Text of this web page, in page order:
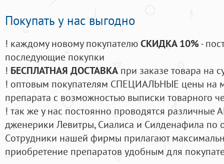
Покупать у нас выгодно
! каждому новому покупателюСКИДКА 10%-
последующие покупки
! БЕСПЛАТНАЯ ДОСТАВКА при заказе товара на
! оптовым покупателям СПЕЦИАЛЬНЫЕ цены на
препарата с возможностью выписки товарного
! так же у нас постоянно проводятся
дженерики Левитры, Сиалиса и Силденафила по
Cотрудники нашей фирмы прилагают
приобретение препаратов удобным для